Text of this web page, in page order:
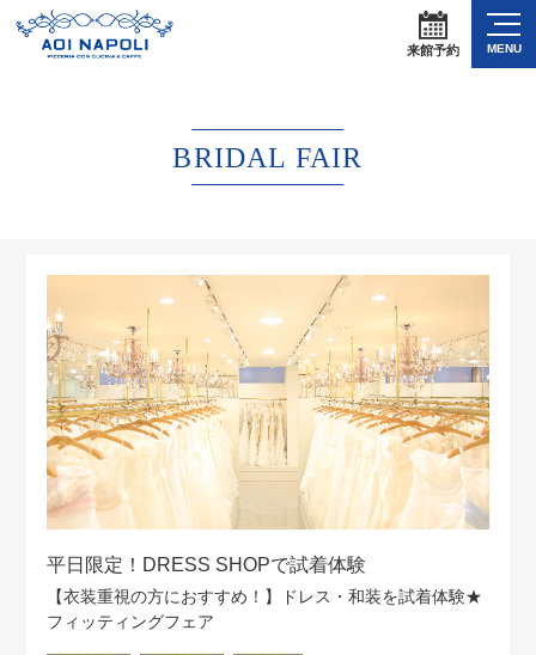
来館予約 MENU
BRIDAL FAIR
平日限定！DRESS SHOPで試着体験
【衣装重視の方におすすめ！】ドレス・和装を試着体験★
フィッティングフェア